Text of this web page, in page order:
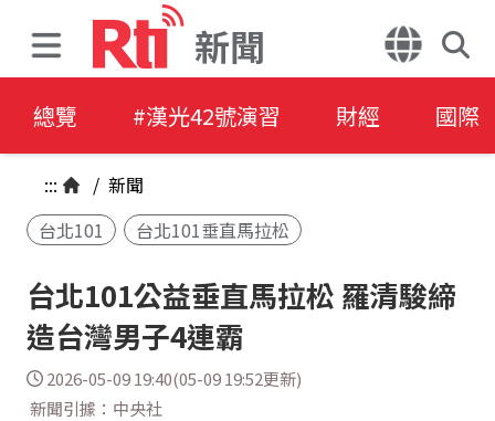
新聞
總覽 #漢光42號演習 財經 國際
::: / 新聞
台北101
台北101垂直馬拉松
台北101公益垂直馬拉松 羅清駿締
造台灣男子4連霸
2026-05-09 19:40(05-09 19:52更新)
新聞引據：中央社